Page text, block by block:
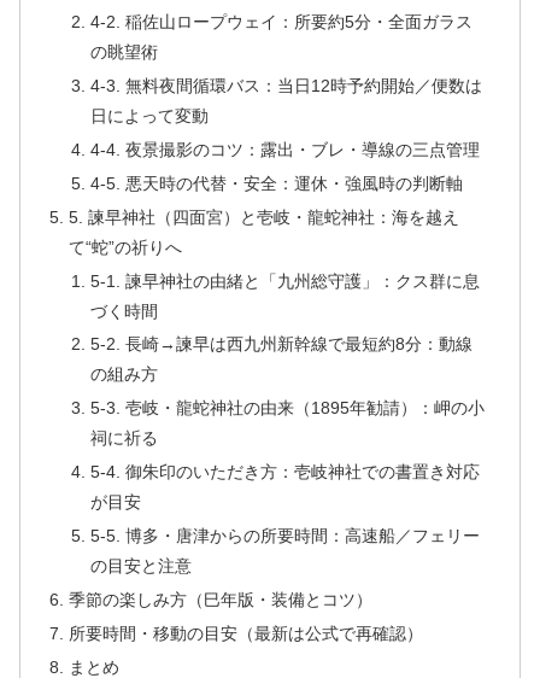
4-2. 稲佐山ロープウェイ：所要約5分・全面ガラス
の眺望術
4-3. 無料夜間循環バス：当日12時予約開始／便数は
日によって変動
4-4. 夜景撮影のコツ：露出・ブレ・導線の三点管理
4-5. 悪天時の代替・安全：運休・強風時の判断軸
5. 諫早神社（四面宮）と壱岐・龍蛇神社：海を越え
て“蛇”の祈りへ
5-1. 諫早神社の由緒と「九州総守護」：クス群に息
づく時間
5-2. 長崎→諫早は西九州新幹線で最短約8分：動線
の組み方
5-3. 壱岐・龍蛇神社の由来（1895年勧請）：岬の小
祠に祈る
5-4. 御朱印のいただき方：壱岐神社での書置き対応
が目安
5-5. 博多・唐津からの所要時間：高速船／フェリー
の目安と注意
季節の楽しみ方（巳年版・装備とコツ）
所要時間・移動の目安（最新は公式で再確認）
まとめ